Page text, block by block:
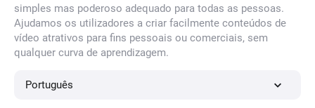
simples mas poderoso adequado para todas as pessoas.
Ajudamos os utilizadores a criar facilmente conteúdos de
vídeo atrativos para fins pessoais ou comerciais, sem
qualquer curva de aprendizagem.
Português